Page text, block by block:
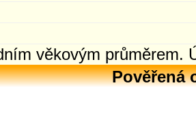
věkovým průměrem.
Pověřená